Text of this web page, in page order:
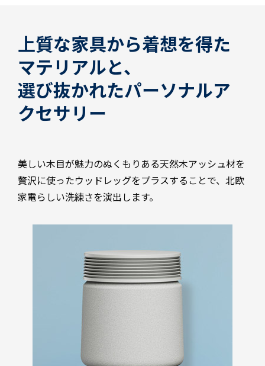
上質な家具から着想を得た
マテリアルと、
選び抜かれたパーソナルア
クセサリー
美しい木目が魅力のぬくもりある天然木アッシュ材を
贅沢に使ったウッドレッグをプラスすることで、北欧
家電らしい洗練さを演出します。